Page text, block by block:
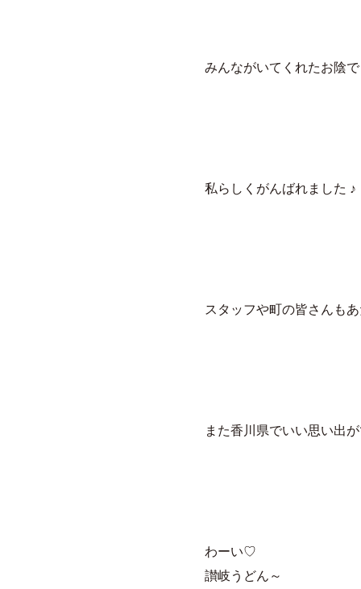
みんながいてくれたお陰
私らしくがんばれました ♪
スタッフや町の皆さんも
また香川県でいい思い出
わーい♡
讃岐うどん～